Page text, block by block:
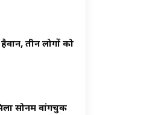
तीन लोगों को
सोनम वांगचुक